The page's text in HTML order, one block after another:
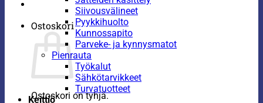
Ostoskori
Ostoskori on tyhjä.
Siivousvälineet
Pyykkihuolto
Kunnossapito
Parveke- ja kynnysmatot
Pienrauta
Työkalut
Sähkötarvikkeet
Turvatuotteet
Keittiö